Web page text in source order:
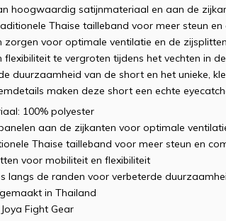
hoogwaardig satijnmateriaal en aan de
Thaise tailleband voor meer steun
zorgen voor optimale ventilatie en de
flexibiliteit te vergroten tijdens het vechten in
duurzaamheid van de short en het unieke,
maken deze short een echte
100% polyester
aan de zijkanten voor optimale
Thaise tailleband voor meer steun en
voor mobiliteit en flexibiliteit
langs de randen voor verbeterde
in Thailand
Fight Gear